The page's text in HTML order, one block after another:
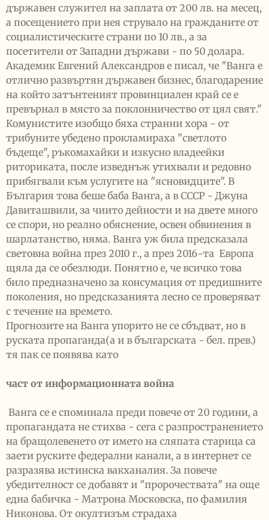
държавен служител на заплата от 200 лв. на месец,
а посещението при нея струвало на гражданите от
социалистическите страни по 10 лв., а за
посетители от Западни държави - по 50 долара.
Академик Евгений Александров е писал, че "Ванга е
отлично развъртян държавен бизнес, благодарение
на който затънтеният провинциален край се е
превърнал в място за поклонничество от цял свят."
Комунистите изобщо бяха странни хора - от
трибуните убедено прокламираха "светлото
бъдеще", ръкомахайки и изкусно владеейки
риториката, после изведнъж утихвали и редовно
прибягвали към услугите на "ясновидците". В
България това беше баба Ванга, а в СССР - Джуна
Давиташвили, за чиито дейности и на двете много
се спори, но реално обяснение, освен обвинения в
шарлатанство, няма. Ванга уж била предсказала
световна война през 2010 г., а през 2016-та Европа
щяла да се обезлюди. Понятно е, че всичко това
било предназначено за консумация от предишните
поколения, но предсказанията лесно се проверяват
с течение на времето.
Прогнозите на Ванга упорито не се сбъдват, но в
руската пропаганда(а и в българската - бел. прев.)
тя пак се появява като
част от информационната война
Ванга се е споминала преди повече от 20 години, а
пропагандата не стихва - сега с разпространението
на бращолевенето от името на сляпата старица са
заети руските федерални канали, а в интернет се
разразява истинска вакханалия. За повече
убедителност се добавят и "пророчествата" на още
една бабичка - Матрона Московска, по фамилия
Никонова. От окултизъм страдаха